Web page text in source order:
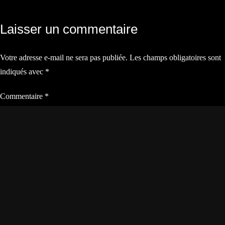
l’article
Laisser un commentaire
Votre adresse e-mail ne sera pas publiée. Les champs obligatoires sont
indiqués avec *
Commentaire *